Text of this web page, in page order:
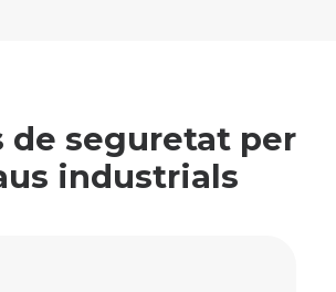
de seguretat per
industrials